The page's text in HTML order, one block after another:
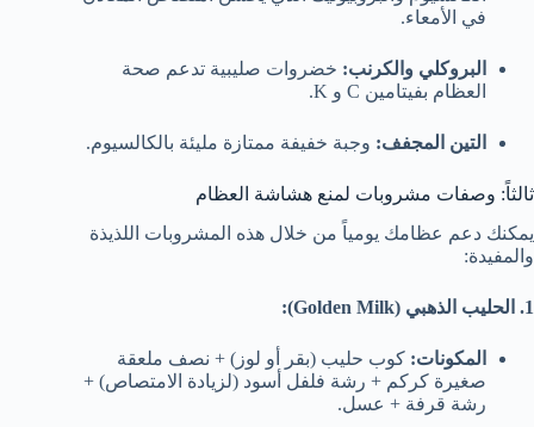
في الأمعاء.
البروكلي والكرنب: خضروات صليبية تدعم صحة
العظام بفيتامين C و K.
التين المجفف: وجبة خفيفة ممتازة مليئة بالكالسيوم.
ثالثاً: وصفات مشروبات لمنع هشاشة العظام
يمكنك دعم عظامك يومياً من خلال هذه المشروبات اللذيذة
والمفيدة:
1. الحليب الذهبي (Golden Milk):
المكونات: كوب حليب (بقر أو لوز) + نصف ملعقة
صغيرة كركم + رشة فلفل أسود (لزيادة الامتصاص) +
رشة قرفة + عسل.